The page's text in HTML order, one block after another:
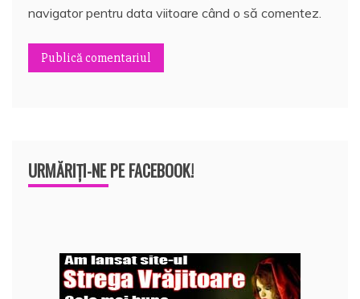
navigator pentru data viitoare când o să comentez.
URMĂRIȚI-NE PE FACEBOOK!